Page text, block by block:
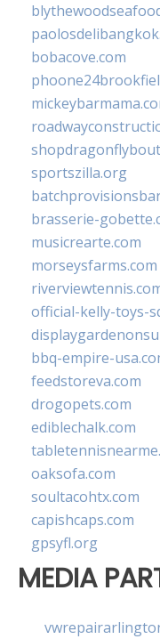
bobacove.com
sportszilla.org
brasserie-
musicrearte.com
morseysfarms.com
official-kelly-toys-
bbq-empire-
feedstoreva.com
drogopets.com
ediblechalk.com
oaksofa.com
soultacohtx.com
capishcaps.com
gpsyfl.org
MEDIA